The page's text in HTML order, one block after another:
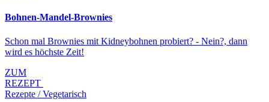
Bohnen-Mandel-Brownies
Schon mal Brownies mit Kidneybohnen probiert? - Nein?, dann
wird es höchste Zeit!
ZUM
REZEPT
Rezepte / Vegetarisch